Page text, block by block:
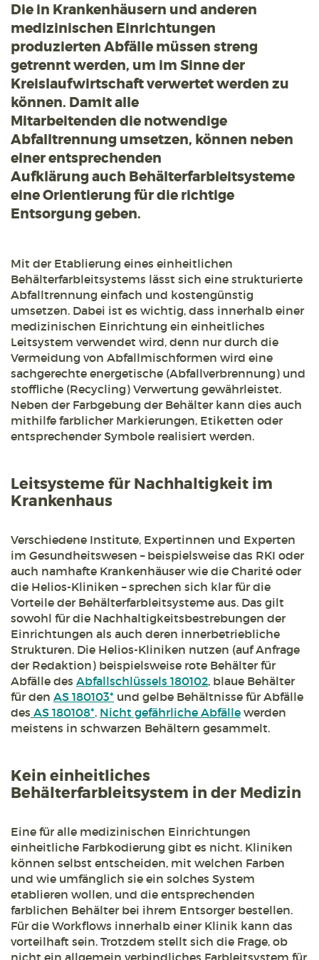
Die in Krankenhäusern und anderen
medizinischen Einrichtungen
produzierten Abfälle müssen streng
getrennt werden, um im Sinne der
Kreislaufwirtschaft verwertet werden zu
können. Damit alle
Mitarbeitenden die notwendige
Abfalltrennung umsetzen, können neben
einer entsprechenden
Aufklärung auch Behälterfarbleitsysteme
eine Orientierung für die richtige
Entsorgung geben.
Mit der Etablierung eines einheitlichen
Behälterfarbleitsystems lässt sich eine strukturierte
Abfalltrennung einfach und kostengünstig
umsetzen. Dabei ist es wichtig, dass innerhalb einer
medizinischen Einrichtung ein einheitliches
Leitsystem verwendet wird, denn nur durch die
Vermeidung von Abfallmischformen wird eine
sachgerechte energetische (Abfallverbrennung) und
stoffliche (Recycling) Verwertung gewährleistet.
Neben der Farbgebung der Behälter kann dies auch
mithilfe farblicher Markierungen, Etiketten oder
entsprechender Symbole realisiert werden.
Leitsysteme für Nachhaltigkeit im
Krankenhaus
Verschiedene Institute, Expertinnen und Experten
im Gesundheitswesen – beispielsweise das RKI oder
auch namhafte Krankenhäuser wie die Charité oder
die Helios-Kliniken – sprechen sich klar für die
Vorteile der Behälterfarbleitsysteme aus. Das gilt
sowohl für die Nachhaltigkeitsbestrebungen der
Einrichtungen als auch deren innerbetriebliche
Strukturen. Die Helios-Kliniken nutzen (auf Anfrage
der Redaktion) beispielsweise rote Behälter für
Abfälle des Abfallschlüssels 180102, blaue Behälter
für den AS 180103* und gelbe Behältnisse für Abfälle
des AS 180108*. Nicht gefährliche Abfälle werden
meistens in schwarzen Behältern gesammelt.
Kein einheitliches
Behälterfarbleitsystem in der Medizin
Eine für alle medizinischen Einrichtungen
einheitliche Farbkodierung gibt es nicht. Kliniken
können selbst entscheiden, mit welchen Farben
und wie umfänglich sie ein solches System
etablieren wollen, und die entsprechenden
farblichen Behälter bei ihrem Entsorger bestellen.
Für die Workflows innerhalb einer Klinik kann das
vorteilhaft sein. Trotzdem stellt sich die Frage, ob